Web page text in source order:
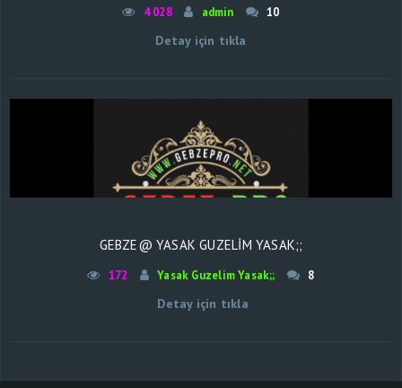
4 028 admin 10
Detay için tıkla
GEBZE@ YASAK GUZELIM YASAK;;
172 Yasak Guzelim Yasak;; 8
Detay için tıkla